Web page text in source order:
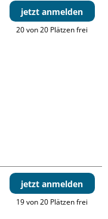
jetzt anmelden
20 von 20 Plätzen frei
jetzt anmelden
19 von 20 Plätzen frei